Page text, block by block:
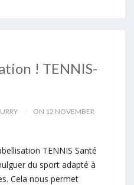
! TENNIS-
ON 12 NOVEMBER
TENNIS Santé
du sport adapté à
Cela nous permet